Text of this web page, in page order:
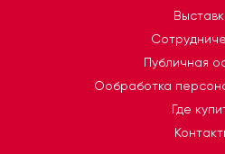
Публичная
Ообработка
Где